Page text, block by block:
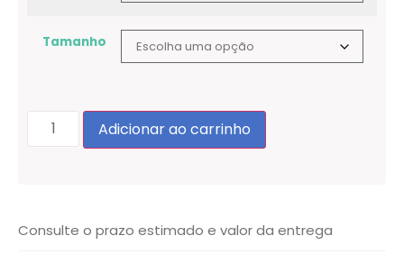
Tamanho
Adicionar ao carrinho
Consulte o prazo estimado e valor da entrega